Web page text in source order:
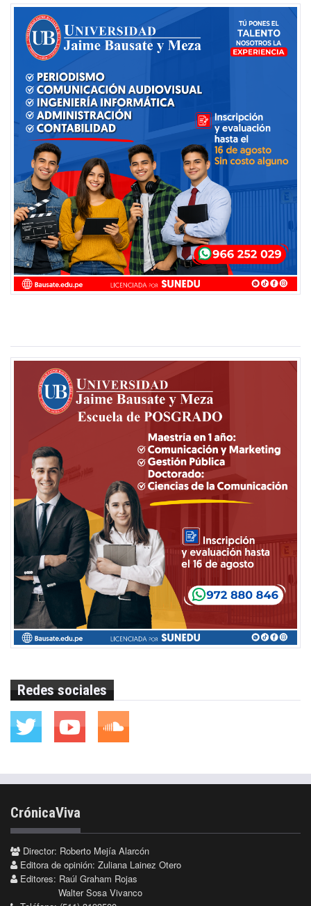
Redes sociales
CrónicaViva
Director: Roberto Mejía Alarcón
Editora de opinión: Zuliana Lainez Otero
Editores: Raúl Graham Rojas
Walter Sosa Vivanco